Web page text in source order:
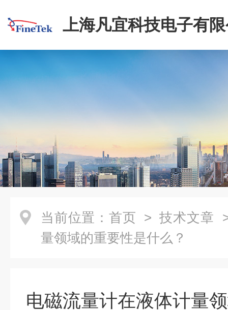
上海凡宜科技电子有
当前位置： 首页 > 技术文章
量领域的重要性是什么？
电磁流量计在液体计量